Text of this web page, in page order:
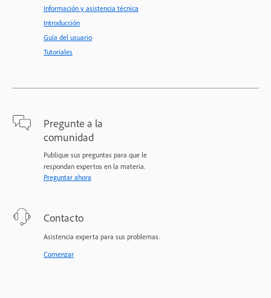
Información y asistencia técnica
Introducción
Guía del usuario
Tutoriales
Pregunte a la
comunidad
Publique sus preguntas para que le
respondan expertos en la materia.
Preguntar ahora
Contacto
Asistencia experta para sus problemas.
Comenzar